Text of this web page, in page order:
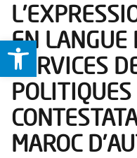
EN LANGUE
SERVICES
MAROC
Ouvrir la barre d’outils